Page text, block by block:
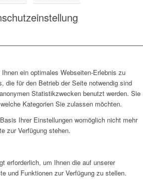
ein optimales Webseiten-Erlebnis zu
die für den Betrieb der Seite notwendig sind
Statistikzwecken benutzt werden. Sie
Kategorien Sie zulassen möchten.
Ihrer Einstellungen womöglich nicht mehr
zur Verfügung stehen.
erforderlich, um Ihnen die auf unserer
und Funktionen zur Verfügung zu stellen.